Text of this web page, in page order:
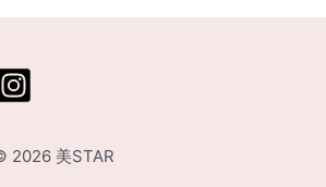
2026 美STAR